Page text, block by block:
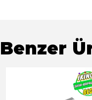
Benzer